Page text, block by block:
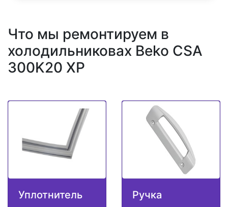
Что мы ремонтируем в
холодильниковах Beko CSA
300K20 XP
Уплотнитель Ручка